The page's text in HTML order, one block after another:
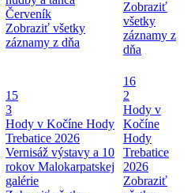
Červeník
Zobraziť všetky
záznamy z dňa
Zobraziť
všetky
záznamy z
dňa
15
3
Hody v Kočíne Hody
Trebatice 2026
Vernisáž výstavy a 10
rokov Malokarpatskej
galérie
16
2
Hody v
Kočíne
Hody
Trebatice
2026
Zobraziť